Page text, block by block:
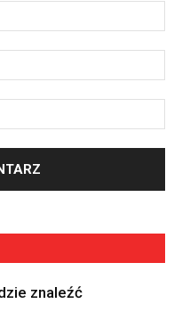
znaleźć